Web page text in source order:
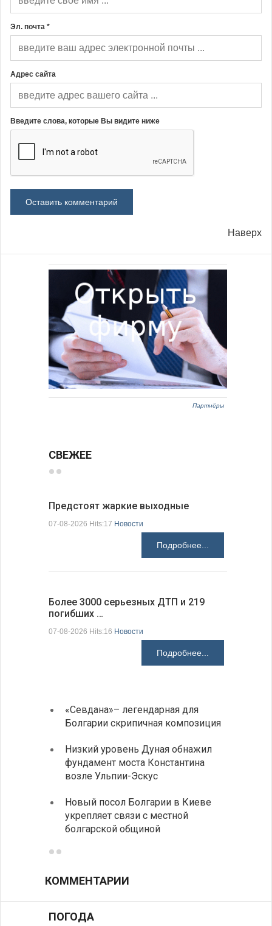
Эл. почта *
Адрес сайта
Введите слова, которые Вы видите ниже
Наверх
Партнёры
СВЕЖЕЕ
Предстоят жаркие выходные
07-08-2026 Hits:17 Новости
Подробнее...
Более 3000 серьезных ДТП и 219
погибших …
07-08-2026 Hits:16 Новости
Подробнее...
«Севдана»– легендарная для
Болгарии скрипичная композиция
Низкий уровень Дуная обнажил
фундамент моста Константина
возле Ульпии-Эскус
Новый посол Болгарии в Киеве
укрепляет связи с местной
болгарской общиной
КОММЕНТАРИИ
ПОГОДА